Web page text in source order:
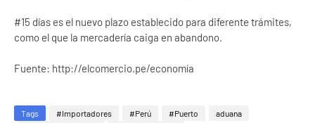
#15 días es el nuevo plazo establecido para diferente trámites,
como el que la mercadería caiga en abandono.
Fuente: http://elcomercio.pe/economía
Tags #Importadores #Perú #Puerto
aduana